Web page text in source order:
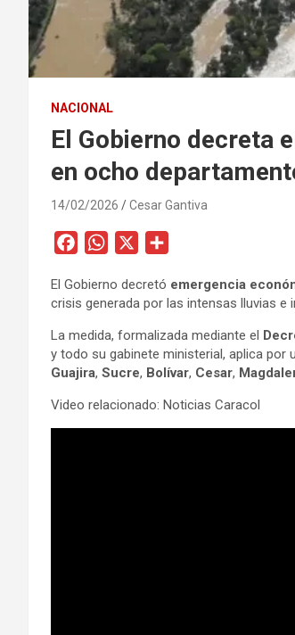
NACIONAL
El Gobierno decreta
en ocho
14/02/2026 Cesar Gantiva
c
e
b
o
o
k
W
a
t
s
A
p
p
m
p
a
r
t
i
r
El Gobierno decretó emergencia
crisis generada por las intensas lluvias e
La medida, formalizada mediante el
y todo su gabinete ministerial, aplica por
Guajira, Sucre, Bolívar, Cesar,
Video relacionado: Noticias Caracol